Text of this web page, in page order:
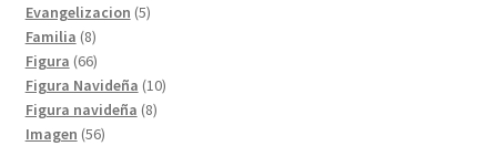
productos
Evangelizacion 55
Familia 88
productos
Figura 6666
productos
Figura Navideña 1010
Figura navideña 88
Imagen 5656